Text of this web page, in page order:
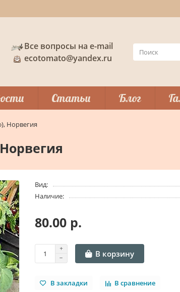
Все вопросы на e-mail
ecotomato@yandex.ru
Статьи Блог
Норвегия
Вид:
Наличие:
80.00 р.
В корзину
В закладки В сравнение